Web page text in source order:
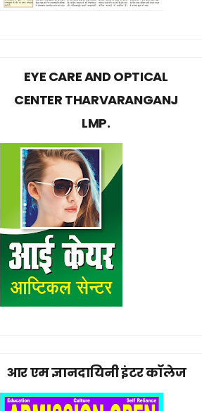
EYE CARE AND OPTICAL
CENTER THARVARANGANJ
LMP.
आर एम ज्ञानदायिनी इंटर कॉलेज